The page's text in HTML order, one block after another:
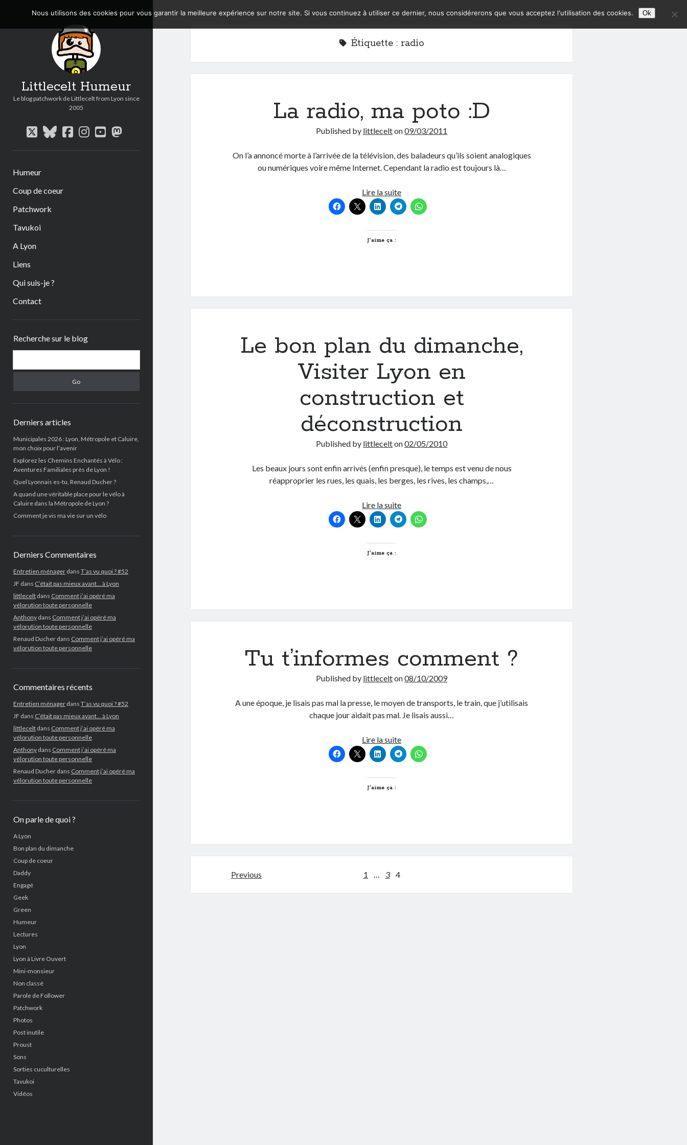
Littlecelt Humeur
Le blog patchwork de Littlecelt from Lyon since
2005
twitterbluesky
facebook
instagram
youtube
mastodon
Humeur
Coup de coeur
Patchwork
Tavukoi
A Lyon
Liens
Qui suis-je ?
Contact
Recherche sur le blog
Derniers articles
Municipales 2026 : Lyon, Métropole et Caluire,
mon choix pour l’avenir
Explorez les Chemins Enchantés à Vélo :
Aventures Familiales près de Lyon !
Quel Lyonnais es-tu, Renaud Ducher ?
A quand une véritable place pour le vélo à
Caluire dans la Métropole de Lyon ?
Comment je vis ma vie sur un vélo
Derniers Commentaires
Entretien ménagerdans T’as vu quoi ? #52
JF dans C’était pas mieux avant… à Lyon
littleceltdans Comment j’ai opéré ma
vélorution toute personnelle
Anthonydans Comment j’ai opéré ma
vélorution toute personnelle
Renaud Ducherdans Comment j’ai opéré ma
vélorution toute personnelle
Commentaires récents
Entretien ménagerdans T’as vu quoi ? #52
JF dans C’était pas mieux avant… à Lyon
littleceltdans Comment j’ai opéré ma
vélorution toute personnelle
Anthonydans Comment j’ai opéré ma
vélorution toute personnelle
Renaud Ducherdans Comment j’ai opéré ma
vélorution toute personnelle
On parle de quoi ?
A Lyon
Bon plan du dimanche
Coup de coeur
Daddy
Engagé
Geek
Green
Humeur
Lectures
Lyon
Lyon à Livre Ouvert
Mini-monsieur
Non classé
Parole de Follower
Patchwork
Photos
Post inutile
Proust
Sons
Sorties cuculturelles
Tavukoi
Vidéos
Étiquette : radio
La radio, ma poto :D
Published by littlecelton09/03/2011
On l’a annoncé morte à l’arrivée de la télévision, des baladeurs qu’ils soient analogiques
ou numériques voire même Internet. Cependant la radio est toujours là…
Lire la suiteLa
radio,
ma
J’aime ça :
Le bon plan du dimanche,
Visiter Lyon en
construction et
déconstruction
Published by littlecelton02/05/2010
Les beaux jours sont enfin arrivés (enfin presque), le temps est venu de nous
réapproprier les rues, les quais, les berges, les rives, les champs,…
Lire la suiteLe
bon
plan
J’aime ça :
Tu t’informes comment ?
Published by littlecelton08/10/2009
A une époque, je lisais pas mal la presse, le moyen de transports, le train, que j’utilisais
chaque jour aidait pas mal. Je lisais aussi…
Lire la suiteTu
t’informes
comment
J’aime ça :
Pagination
Previous 1 … 3 4
Nous utilisons des cookies pour vous garantir la meilleure expérience sur notre site. Si vous continuez à utiliser ce dernier, nous considérerons que vous acceptez l'utilisation des cookies. Ok